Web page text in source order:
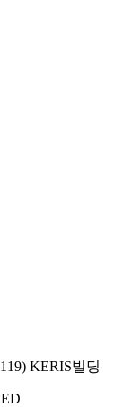
KERIS빌딩